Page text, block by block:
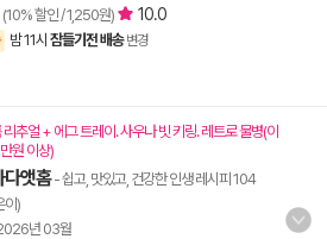
(10% 할인 / 1,250원) 10.0
밤 11시 잠들기전 배송 변경
추얼 + 에그 트레이. 사우나 빗 키링. 레트로 물병(이
원 이상)
다앳홈- 쉽고, 맛있고, 건강한 인생 레시피 104
이)
년 03월